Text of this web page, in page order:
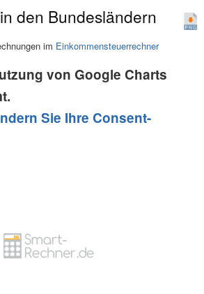
den Bundesländern
im Einkommensteuerrechner
von Google Charts
Sie Ihre Consent-